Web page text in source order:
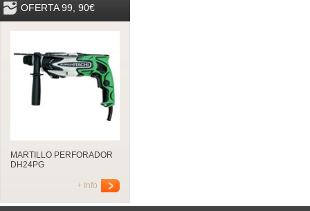
OFERTA 99, 90€
MARTILLO PERFORADOR
DH24PG
+ Info